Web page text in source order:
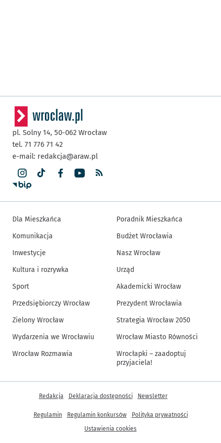
pl. Solny 14, 50-062 Wrocław
tel. 71 776 71 42
e-mail: redakcja@araw.pl
Dla Mieszkańca
Komunikacja
Inwestycje
Kultura i rozrywka
Sport
Przedsiębiorczy Wrocław
Zielony Wrocław
Wydarzenia we Wrocławiu
Wrocław Rozmawia
Poradnik Mieszkańca
Budżet Wrocławia
Nasz Wrocław
Urząd
Akademicki Wrocław
Prezydent Wrocławia
Strategia Wrocław 2050
Wrocław Miasto Równości
Wrocłapki – zaadoptuj
przyjaciela!
Inne informacje
Redakcja Deklaracja dostępności Newsletter
Regulamin Regulamin konkursów
Polityka prywatności
Ustawienia cookies